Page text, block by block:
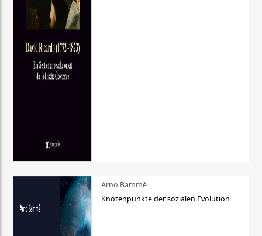
Arno Bammé
Knotenpunkte der sozialen Evolution